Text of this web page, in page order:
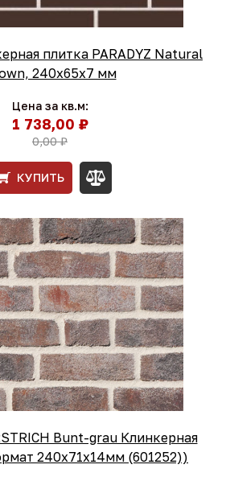
плитка PARADYZ Natural
240x65x7 мм
Цена за кв.м:
1 738,00 ₽
0,00 ₽
КУПИТЬ
Bunt-grau Клинкерная
240x71x14мм (601252))